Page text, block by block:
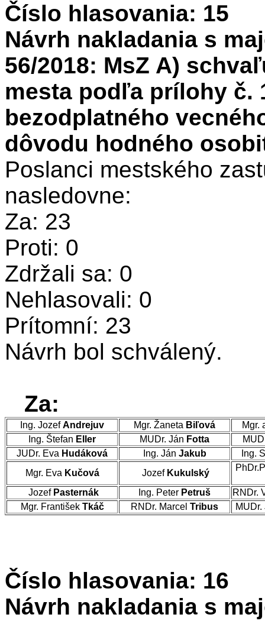
Číslo hlasovania: 15
Návrh nakladania s
56/2018: MsZ A)
mesta podľa prílohy č.
bezodplatného
dôvodu hodného
Poslanci mestského
nasledovne:
Za: 23
Proti: 0
Zdržali sa: 0
Nehlasovali: 0
Prítomní: 23
Návrh bol schválený.
Za:
Ing. JozefAndrejuv Mgr. Žaneta Biľová
Mgr.
Ing. Štefan Eller MUDr. Ján Fotta
JUDr. Eva Hudáková Ing. Ján Jakub
Ing.
Mgr. Eva Kučová Jozef Kukulský
Jozef Pasternák Ing. Peter Petruš
RNDr.
Mgr. František Tkáč RNDr. Marcel Tribus
Číslo hlasovania: 16
Návrh nakladania s